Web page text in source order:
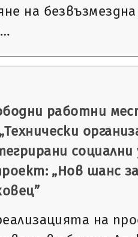
на
работни
социални
„Нов шанс
на